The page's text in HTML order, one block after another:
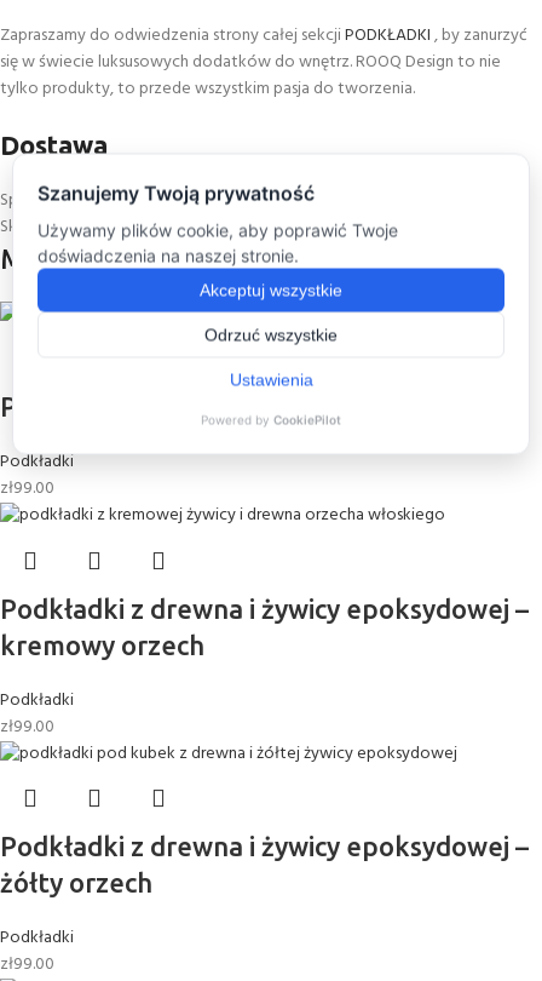
Zapraszamy do odwiedzenia strony całej sekcjiPODKŁADKI, by zanurzyć
się w świecie luksusowych dodatków do wnętrz. ROOQ Design to nie
tylko produkty, to przede wszystkim pasja do tworzenia.
Dostawa
Sposób dostarczenia produktu jest uzależniony od jego gabarytów.
Skontaktujemy się w tej sprawie:)
MOGĄ CIĘ ZAINTERESOWAĆ
Podkładki – pomarańczowy dąb
Podkładki
zł99.00
Podkładki z drewna i żywicy epoksydowej –
kremowy orzech
Podkładki
zł99.00
Podkładki z drewna i żywicy epoksydowej –
żółty orzech
Podkładki
zł99.00